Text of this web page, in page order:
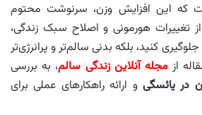
که این افزایش وزن، سرنوشت محتوم
هورمونی و اصلاح سبک زندگی،
کنید، بلکه بدنی سالم‌تر و پرانرژی‌تر
ازمجله آنلاین زندگی سالم، به بررسی
در یائسگی و ارائه راهکارهای عملی برای